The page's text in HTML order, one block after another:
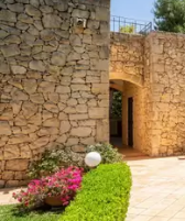
parkkipaikka
upean myytävän
Sen eksklusiivinen
merestä, sen
korostavat tätä
unelmansa